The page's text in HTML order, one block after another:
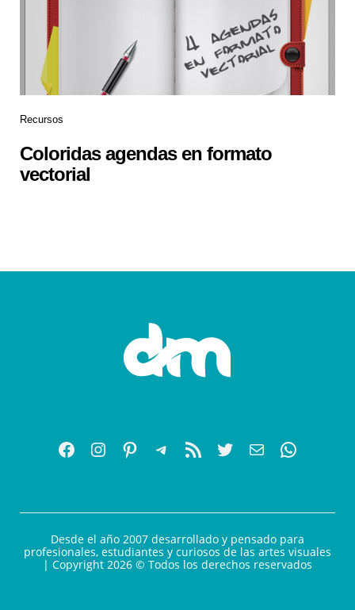
Recursos
Coloridas agendas en formato
vectorial
Desde el año 2007 desarrollado y pensado para
profesionales, estudiantes y curiosos de las artes visuales
| Copyright 2026 © Todos los derechos reservados